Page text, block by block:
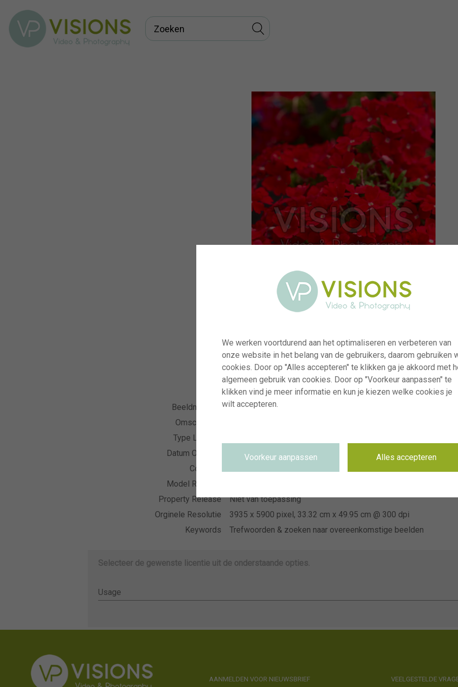
Beeldnummer
visi243229
Omschrijving
Type Licentie
Datum Opname
29.04.2026
Collectie
Model Release
Property Release
Niet van toepassing
Orginele Resolutie
3935 x 5900 pixel, 33.32 cm x 49.95 cm @ 300 dpi
Keywords
Trefwoorden & zoeken naar overeenkomstige beelden
Selecteer de gewenste licentie uit de onderstaande opties.
Usage
Usage
AANMELDEN VOOR NIEUWSBRIEF VEELGESTELDE
We werken voortdurend aan het optimaliseren en verbeteren van
onze website in het belang van de gebruikers, daarom gebruiken
cookies. Door op "Alles accepteren" te klikken ga je akkoord met
algemeen gebruik van cookies. Door op "Voorkeur aanpassen" te
klikken vind je meer informatie en kun je kiezen welke cookies je
wilt accepteren.
Voorkeur aanpassen Alles accepteren